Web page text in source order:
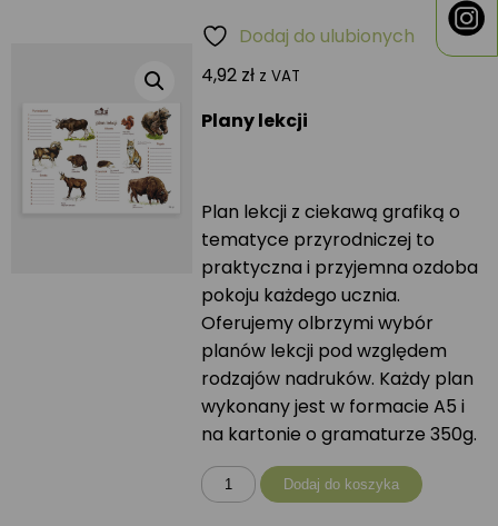
4,92 zł z VAT
Plany lekcji
Plan lekcji z ciekawą grafiką o
tematyce przyrodniczej to
praktyczna i przyjemna ozdoba
pokoju każdego ucznia.
Oferujemy olbrzymi wybór
planów lekcji pod względem
rodzajów nadruków. Każdy plan
wykonany jest w formacie A5 i
na kartonie o gramaturze 350g.
ilość
Plan
Dodaj do koszyka
Dodaj do ulubionych